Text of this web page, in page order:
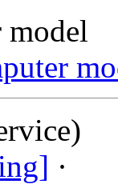
model
·